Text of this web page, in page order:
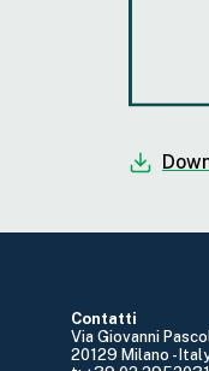
Contatti
Via Giovanni
20129 Milano -